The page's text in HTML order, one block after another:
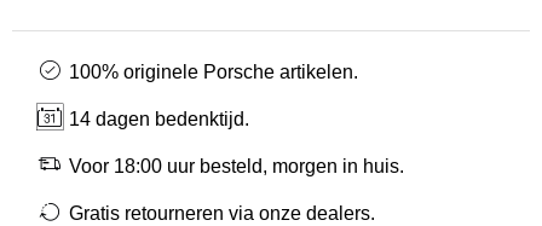
100% originele Porsche artikelen.
14 dagen bedenktijd.
Voor 18:00 uur besteld, morgen in huis.
Gratis retourneren via onze dealers.